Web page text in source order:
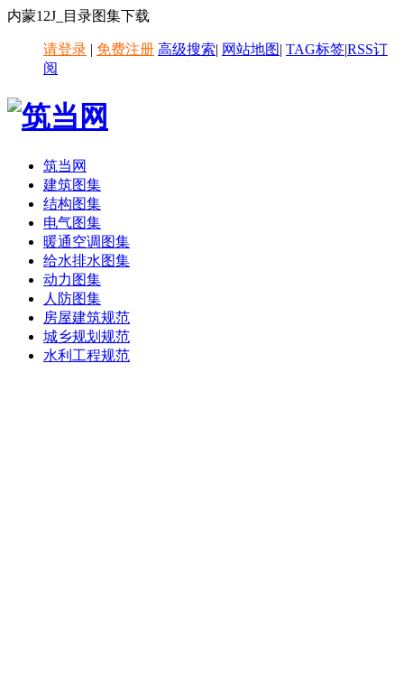
内蒙12J_目录图集下载
请登录 | 免费注册 高级搜索| 网站地图| TAG标签|RSS订
阅
筑当网
建筑图集
结构图集
电气图集
暖通空调图集
给水排水图集
动力图集
人防图集
房屋建筑规范
城乡规划规范
水利工程规范